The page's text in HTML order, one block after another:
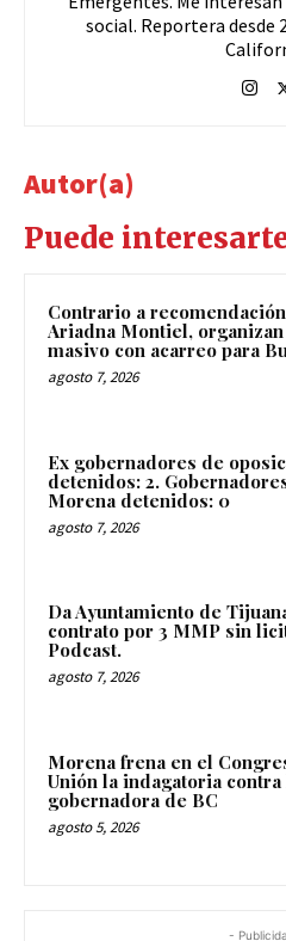
social. Reportera desde
Autor(a)
Puede
Contrario a
Ariadna Montiel,
masivo con acarreo para
agosto 7, 2026
Ex gobernadores de
detenidos: 2.
Morena detenidos: 0
agosto 7, 2026
Da Ayuntamiento de
contrato por 3 MMP sin
Podcast.
agosto 7, 2026
Morena frena en el
Unión la indagatoria contra
gobernadora de BC
agosto 5, 2026
-